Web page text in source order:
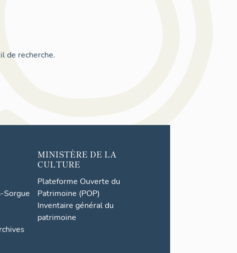
de recherche.
MINISTÈRE DE LA
CULTURE
Plateforme Ouverte du
Patrimoine (POP)
Inventaire général du
patrimoine